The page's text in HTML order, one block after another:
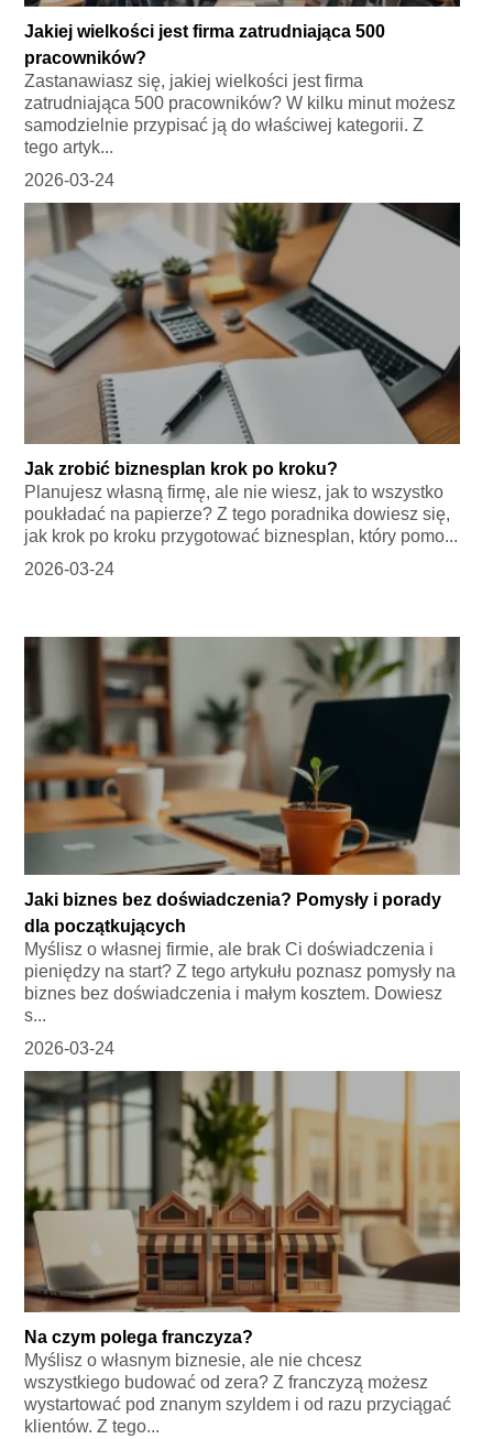
Jakiej wielkości jest firma zatrudniająca 500
pracowników?
Zastanawiasz się, jakiej wielkości jest firma
zatrudniająca 500 pracowników? W kilku minut możesz
samodzielnie przypisać ją do właściwej kategorii. Z
tego artyk...
2026-03-24
Jak zrobić biznesplan krok po kroku?
Planujesz własną firmę, ale nie wiesz, jak to wszystko
poukładać na papierze? Z tego poradnika dowiesz się,
jak krok po kroku przygotować biznesplan, który pomo...
2026-03-24
Jaki biznes bez doświadczenia? Pomysły i porady
dla początkujących
Myślisz o własnej firmie, ale brak Ci doświadczenia i
pieniędzy na start? Z tego artykułu poznasz pomysły na
biznes bez doświadczenia i małym kosztem. Dowiesz
s...
2026-03-24
Na czym polega franczyza?
Myślisz o własnym biznesie, ale nie chcesz
wszystkiego budować od zera? Z franczyzą możesz
wystartować pod znanym szyldem i od razu przyciągać
klientów. Z tego...